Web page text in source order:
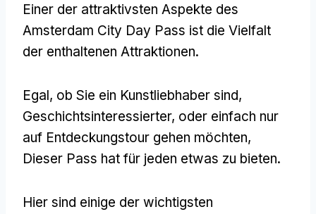
Einer der attraktivsten Aspekte des
Amsterdam City Day Pass ist die Vielfalt
der enthaltenen Attraktionen.
Egal, ob Sie ein Kunstliebhaber sind,
Geschichtsinteressierter, oder einfach nur
auf Entdeckungstour gehen möchten,
Dieser Pass hat für jeden etwas zu bieten.
Hier sind einige der wichtigsten